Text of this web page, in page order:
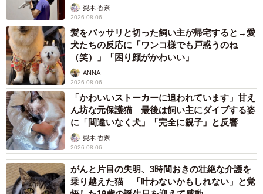
梨木 香奈
2026.08.06
髪をバッサリと切った飼い主が帰宅すると→愛
犬たちの反応に「ワンコ様でも戸惑うのね
（笑）」「困り顔がかわいい」
ANNA
2026.08.06
「かわいいストーカーに追われています」甘え
ん坊な元保護猫 最後は飼い主にダイブする姿
に「間違いなく犬」「完全に親子」と反響
梨木 香奈
2026.08.06
がんと片目の失明、3時間おきの壮絶な介護を
乗り越えた猫 「叶わないかもしれない」と覚